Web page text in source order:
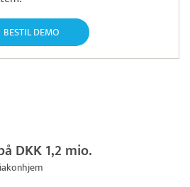
BESTIL DEMO
DKK 1,2 mio.